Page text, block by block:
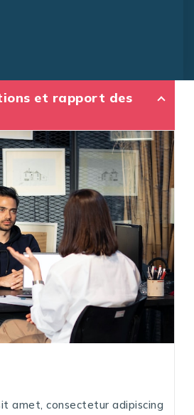
et rapport des
amet, consectetur adipiscing